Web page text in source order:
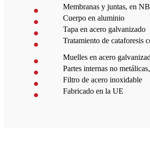
Membranas y juntas, en
Cuerpo en aluminio
Tapa en acero galvanizado
Tratamiento de cataforesis
Muelles en acero
Partes internas no
Filtro de acero inoxidable
Fabricado en la UE